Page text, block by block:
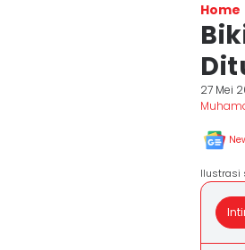
Home
27 Mei
llustrasi